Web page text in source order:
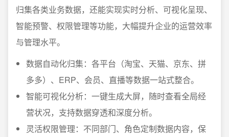
归集各类业务数据，还能实现实时分析、可视化呈现、
智能预警、权限管理等功能，大幅提升企业的运营效率
与管理水平。
数据自动化归集：各平台（淘宝、天猫、京东、拼
多多）、ERP、会员、直播等数据一站式整合。
智能可视化分析：一键生成大屏，随时查看全局经
营状况，支持数据穿透和深度分析。
灵活权限管理：不同部门、角色定制数据内容，保